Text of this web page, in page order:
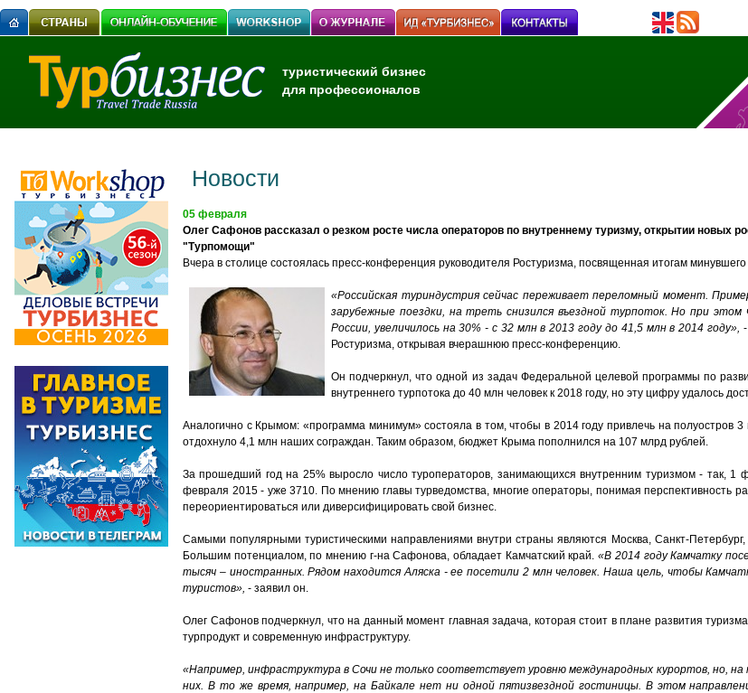
туристический бизнес
для профессионалов
Новости
05 февраля
Олег Сафонов рассказал о резком росте числа операторов по внутреннему туризму, открытии новых
"Турпомощи"
Вчера в столице состоялась пресс-конференция руководителя Ростуризма, посвященная итогам минувшего
«Российская туриндустрия сейчас переживает переломный момент.
зарубежные поездки, на треть снизился въездной турпоток. Но при
России, увеличилось на 30% - с 32 млн в 2013 году до 41,5 млн в 2014 году»,
Ростуризма, открывая вчерашнюю пресс-конференцию.
Он подчеркнул, что одной из задач Федеральной целевой программы по
внутреннего турпотока до 40 млн человек к 2018 году, но эту цифру удалось
Аналогично с Крымом: «программа минимум» состояла в том, чтобы в 2014 году привлечь на полуостров 3
отдохнуло 4,1 млн наших сограждан. Таким образом, бюджет Крыма пополнился на 107 млрд рублей.
За прошедший год на 25% выросло число туроператоров, занимающихся внутренним туризмом - так, 1
февраля 2015 - уже 3710. По мнению главы турведомства, многие операторы, понимая перспективность
переориентироваться или диверсифицировать свой бизнес.
Самыми популярными туристическими направлениями внутри страны являются Москва, Санкт-
Большим потенциалом, по мнению г-на Сафонова, обладает Камчатский край.«В 2014 году Камчатку
тысяч – иностранных. Рядом находится Аляска - ее посетили 2 млн человек. Наша цель, чтобы
туристов», - заявил он.
Олег Сафонов подчеркнул, что на данный момент главная задача, которая стоит в плане развития
турпродукт и современную инфраструктуру.
«Например, инфраструктура в Сочи не только соответствует уровню международных курортов, но, на
них. В то же время, например, на Байкале нет ни одной пятизвездной гостиницы. В этом